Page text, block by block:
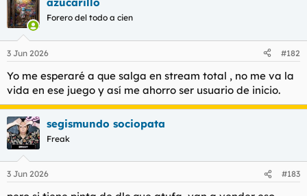
azucarillo
Forero del todo a cien
3 Jun 2026 #182
Yo me esperaré a que salga en stream total , no me va la
vida en ese juego y así me ahorro ser usuario de inicio.
segismundo sociopata
Freak
3 Jun 2026 #183